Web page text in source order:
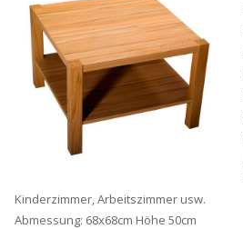
Kinderzimmer, Arbeitszimmer usw.
Abmessung: 68x68cm Höhe 50cm